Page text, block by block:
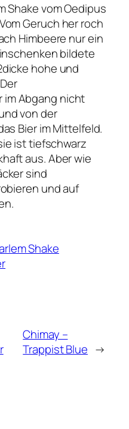
Shake vom Oedipus
Geruch her roch
Himbeere nur ein
bildete
hohe und
im Abgang nicht
von der
Bier im Mittelfeld.
ist tiefschwarz
aus. Aber wie
sind
und auf
Shake
Chimay –
Trappist Blue →